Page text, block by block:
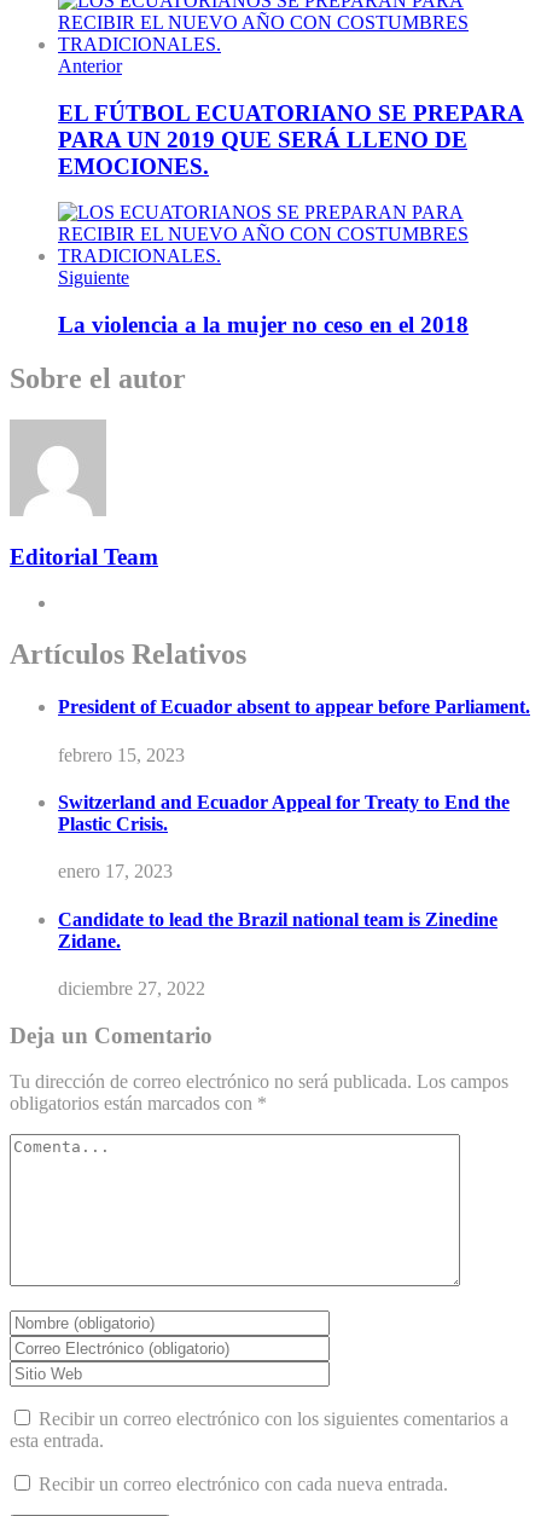
Anterior
EL FÚTBOL ECUATORIANO SE PREPARA
PARA UN 2019 QUE SERÁ LLENO DE
EMOCIONES.
Siguiente
La violencia a la mujer no ceso en el 2018
Sobre el autor
Editorial Team
Artículos Relativos
President of Ecuador absent to appear before Parliament.
febrero 15, 2023
Switzerland and Ecuador Appeal for Treaty to End the
Plastic Crisis.
enero 17, 2023
Candidate to lead the Brazil national team is Zinedine
Zidane.
diciembre 27, 2022
Deja un Comentario
Tu dirección de correo electrónico no será publicada. Los campos
obligatorios están marcados con *
Recibir un correo electrónico con los siguientes comentarios a
esta entrada.
Recibir un correo electrónico con cada nueva entrada.